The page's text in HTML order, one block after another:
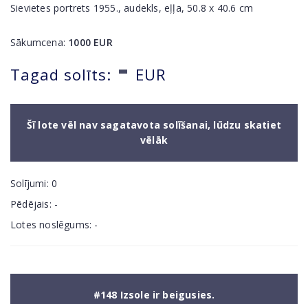
Sievietes portrets 1955., audekls, eļļa, 50.8 x 40.6 cm
Sākumcena: 1000 EUR
Tagad solīts: - EUR
Šī lote vēl nav sagatavota solīšanai, lūdzu skatiet
vēlāk
Solījumi:0
Pēdējais: -
Lotes noslēgums: -
#148 Izsole ir beigusies.